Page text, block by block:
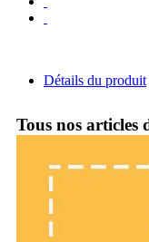
Détails du produit
Tous nos articles